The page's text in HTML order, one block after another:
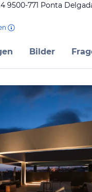
9500-771 Ponta
Bilder